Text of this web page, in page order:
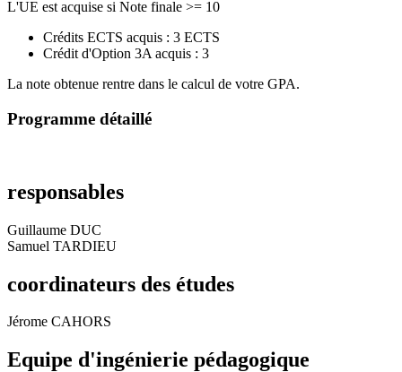
L'UE est acquise si Note finale >= 10
Crédits ECTS acquis : 3 ECTS
Crédit d'Option 3A acquis : 3
La note obtenue rentre dans le calcul de votre GPA.
Programme détaillé
responsables
Guillaume DUC
Samuel TARDIEU
coordinateurs des études
Jérome CAHORS
Equipe d'ingénierie pédagogique